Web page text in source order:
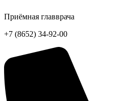
Приёмная главврача
+7 (8652) 34-92-00